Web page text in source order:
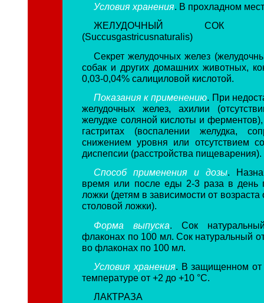
Условия хранения. В прохладном
ЖЕЛУДОЧНЫЙ СОК
(Succusgastricusnaturalis)
Секрет желудочных желез
собак и других домашних животных,
0,03-0,04% салициловой кислотой.
Показания к применению. При
желудочных желез, ахилии
желудке соляной кислоты и
гастритах (воспалении желудка,
снижением уровня или отсутствием
диспепсии (расстройства пищеварения).
Способ применения и дозы.
время или после еды 2-3 раза в день
ложки (детям в зависимости от возраста
столовой ложки).
Форма выпуска
Сок
флаконах по 100 мл. Сок натуральный
во флаконах по 100 мл.
Условия хранения. В защищенном от
температуре от +2 до +10 °С.
ЛАКТРАЗА